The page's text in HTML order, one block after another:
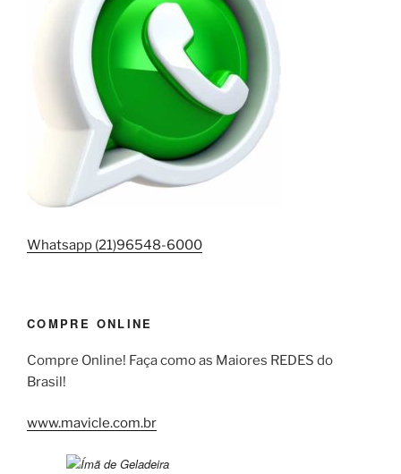
Whatsapp (21)96548-6000
COMPRE ONLINE
Compre Online! Faça como as Maiores REDES do
Brasil!
www.mavicle.com.br